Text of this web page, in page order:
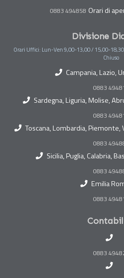
0883 494858 Orari di
Divisione
Orari Uffici: Lun-Ven 9,00-13,00 / 15,00-
Chiuso
Campania, Lazio,
0883
Sardegna, Liguria, Molise,
0883
Toscana, Lombardia,
0883
Sicilia, Puglia, Calabria,
0883
Emilia
0883
0883